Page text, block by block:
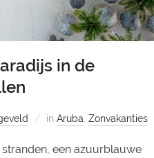
in de
inAruba ,Zonvakanties
een azuurblauwe